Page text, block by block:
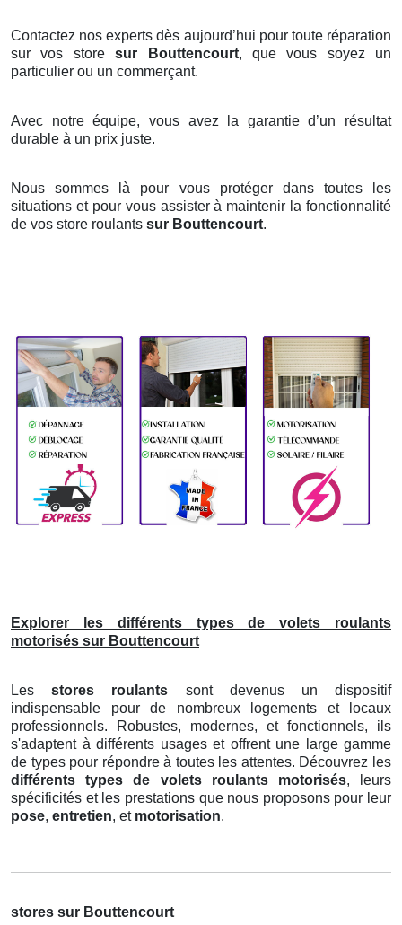
Contactez nos experts dès aujourd’hui pour toute réparation
sur vos storesur Bouttencourt, que vous soyez un
particulier ou un commerçant.
Avec notre équipe, vous avez la garantie d’un résultat
durable à un prix juste.
Nous sommes là pour vous protéger dans toutes les
situations et pour vous assister à maintenir la fonctionnalité
de vos store roulants sur Bouttencourt.
Explorer les différents types de volets roulants
motorisés sur Bouttencourt
Lesstores roulants sont devenus un dispositif
indispensable pour de nombreux logements et locaux
professionnels. Robustes, modernes, et fonctionnels, ils
s'adaptent à différents usages et offrent une large gamme
de types pour répondre à toutes les attentes. Découvrez les
différents types de volets roulants motorisés, leurs
spécificités et les prestations que nous proposons pour leur
pose, entretien, et motorisation.
stores sur Bouttencourt